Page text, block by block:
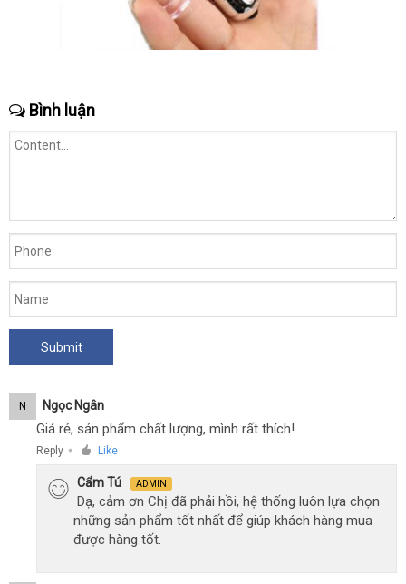
Bình luận
N Ngọc Ngân
Giá rẻ, sản phẩm chất lượng, mình rất thích!
Reply ● Like
Cẩm Tú ADMIN
Dạ, cảm ơn Chị đã phải hồi, hệ thống luôn lựa chọn
những sản phẩm tốt nhất để giúp khách hàng mua
được hàng tốt.